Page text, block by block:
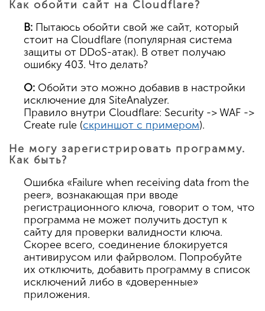
Как обойти сайт на Cloudflare?
В: Пытаюсь обойти свой же сайт, который
стоит на Cloudflare (популярная система
защиты от DDoS-атак). В ответ получаю
ошибку 403. Что делать?
О: Обойти это можно добавив в настройки
исключение для SiteAnalyzer.
Правило внутри Cloudflare: Security -> WAF ->
Create rule (скриншот с примером).
Не могу зарегистрировать программу.
Как быть?
Ошибка «Failure when receiving data from the
peer», вознакающая при вводе
регистрационного ключа, говорит о том, что
программа не может получить доступ к
сайту для проверки валидности ключа.
Скорее всего, соединение блокируется
антивирусом или файрволом. Попробуйте
их отключить, добавить программу в список
исключений либо в «доверенные»
приложения.